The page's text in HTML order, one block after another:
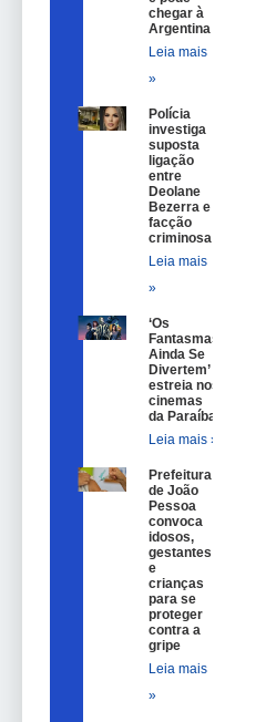
chegar à
Argentina
Leia mais
»
Polícia
investiga
suposta
ligação
entre
Deolane
Bezerra e
facção
criminosa
Leia mais
»
‘Os
Fantasmas
Ainda Se
Divertem’
estreia nos
cinemas
da Paraíba
Leia mais »
Prefeitura
de João
Pessoa
convoca
idosos,
gestantes
e
crianças
para se
proteger
contra a
gripe
Leia mais
»